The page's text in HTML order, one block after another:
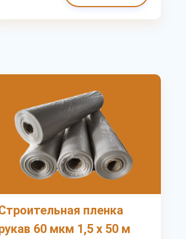
пленка
60 мкм 1,5 х 50 м